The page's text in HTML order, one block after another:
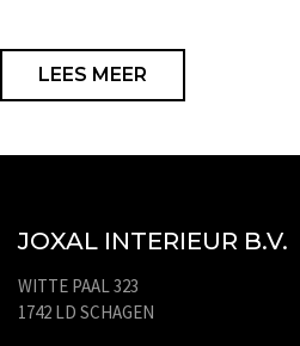
LEES MEER
JOXAL INTERIEUR B.V.
WITTE PAAL 323
1742 LD SCHAGEN